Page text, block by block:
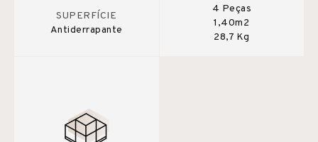
SUPERFÍCIE
Antiderrapante
4 Peças
1,40m2
28,7 Kg